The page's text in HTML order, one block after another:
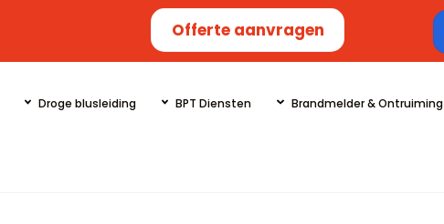
Offerte aanvragen
Droge blusleiding BPT Diensten Brandmelder & Ontruiming